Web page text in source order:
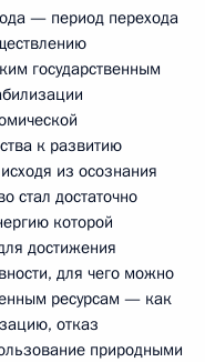
— период перехода
государственным
к развитию
из осознания
стал достаточно
которой
достижения
для чего можно
ресурсам — как
отказ
природными